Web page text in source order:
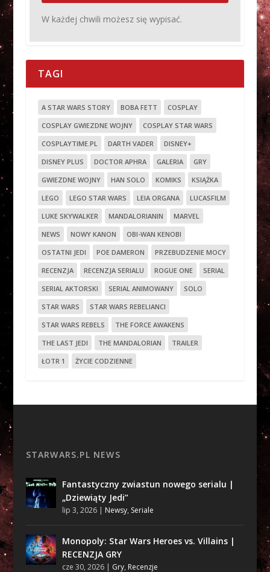
W każdej chwili możesz się wypisać.
TAGI
A STAR WARS STORY BOBA FETT
COSPLAY
COSPLAY GWIEZDNE WOJNY
COSPLAY STAR WARS
COSPLAYTIME.PL
DARTH VADER
DISNEY+
DISNEY PLUS
DOCTOR APHRA GALERIA
GRY
GWIEZDNE WOJNY
HAN SOLO KOMIKS
KSIĄŻKA
LEGO
LEGO STAR WARS LEIA ORGANA
LUCASFILM
LUKE SKYWALKER
MANDALORIANIN
MARVEL
NEWS
NOWY KANON
OBI-WAN KENOBI
OSTATNI JEDI
POE DAMERON
PRZEBUDZENIE MOCY
RECENZJA
RECENZJA SERIALU ROGUE ONE
SERIAL
SERIAL AKTORSKI
SERIAL ANIMOWANY
SOLO
STAR WARS
STAR WARS REBELIANCI
STAR WARS REBELS
THE FORCE AWAKENS
THE LAST JEDI
THE MANDALORIAN
TRAILER
ŁOTR 1
ŻYCIE CODZIENNE
STARWARS.PL NEWS
Fantastyczny zwiastun nowego serialu |
„Dziewiąty Jedi”
lip 3, 2026| Newsy, Seriale
Monopoly: Star Wars Heroes vs. Villains |
RECENZJA GRY
cze 30, 2026| Gry, Recenzje